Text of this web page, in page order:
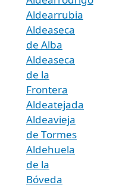
Aldearrubia
Aldeaseca
de Alba
Aldeaseca
de la
Frontera
Aldeatejada
Aldeavieja
de Tormes
Aldehuela
de la
Bóveda